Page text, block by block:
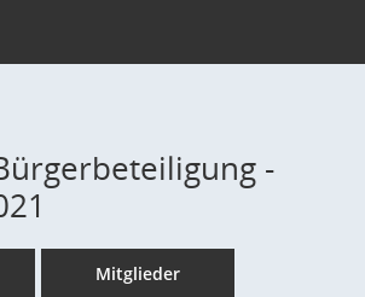
-
Mitglieder